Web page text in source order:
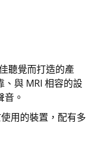
聽覺而打造的產
與 MRI 相容的設
。
用的裝置，配有多